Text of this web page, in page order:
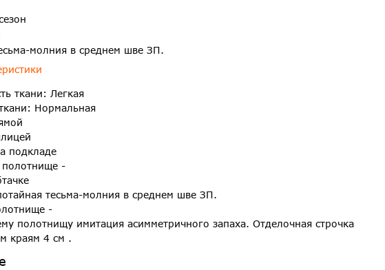
молния в среднем шве ЗП.
ткани: Легкая
Нормальная
подкладе
-
тесьма-молния в среднем шве ЗП.
-
полотнищу имитация асимметричного запаха. Отделочная строчка
краям 4 см .